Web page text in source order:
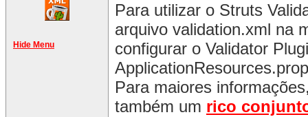
Hide Menu
Para utilizar o Struts
arquivo validation.xml na
configurar o Validator
Para maiores
também um rico